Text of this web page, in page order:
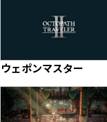
ウェポンマスター